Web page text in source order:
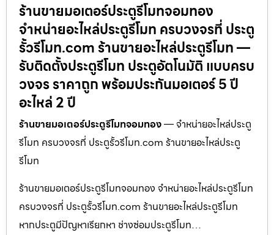
ร้านขายมอเตอร์ประตูรีโมทจอมทอง
จำหน่ายอะไหล่ประตูรีโมท ครบวงจรที่ ประตู
รั้วรีโมท.com ร้านขายอะไหล่ประตูรีโมท —
รับติดตั้งประตูรีโมท ประตูอัตโนมัติ แบบครบ
วงจร ราคาถูก พร้อมประกันมอเตอร์ 5 ปี
อะไหล่ 2 ปี
ร้านขายมอเตอร์ประตูรีโมทจอมทอง— จำหน่ายอะไหล่ประตู
รีโมท ครบวงจรที่ ประตูรั้วรีโมท.com ร้านขายอะไหล่ประตู
รีโมท
ร้านขายมอเตอร์ประตูรีโมทจอมทอง จำหน่ายอะไหล่ประตูรีโมท
ครบวงจรที่ ประตูรั้วรีโมท.com ร้านขายอะไหล่ประตูรีโมท
หากประตูมีปัญหาเรียกหา ช่างซ่อมประตูรีโมท…